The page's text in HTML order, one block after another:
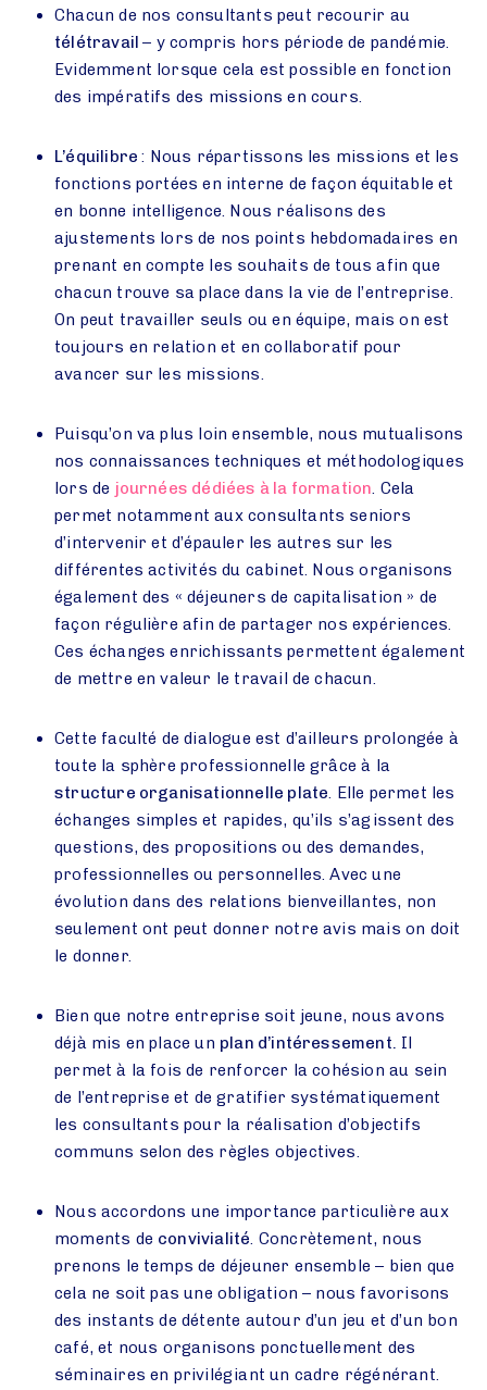
Chacun de nos consultants peut recourir au
télétravail– y compris hors période de pandémie.
Evidemment lorsque cela est possible en fonction
des impératifs des missions en cours.
L’équilibre: Nous répartissons les missions et les
fonctions portées en interne de façon équitable et
en bonne intelligence. Nous réalisons des
ajustements lors de nos points hebdomadaires en
prenant en compte les souhaits de tous afin que
chacun trouve sa place dans la vie de l’entreprise.
On peut travailler seuls ou en équipe, mais on est
toujours en relation et en collaboratif pour
avancer sur les missions.
Puisqu’on va plus loin ensemble, nous mutualisons
nos connaissances techniques et méthodologiques
lors de journées dédiées à la formation. Cela
permet notamment aux consultants seniors
d’intervenir et d’épauler les autres sur les
différentes activités du cabinet. Nous organisons
également des « déjeuners de capitalisation » de
façon régulière afin de partager nos expériences.
Ces échanges enrichissants permettent également
de mettre en valeur le travail de chacun.
Cette faculté de dialogue est d’ailleurs prolongée à
toute la sphère professionnelle grâce à la
structure organisationnelle plate. Elle permet les
échanges simples et rapides, qu’ils s’agissent des
questions, des propositions ou des demandes,
professionnelles ou personnelles. Avec une
évolution dans des relations bienveillantes, non
seulement ont peut donner notre avis mais on doit
le donner.
Bien que notre entreprise soit jeune, nous avons
déjà mis en place un plan d’intéressement. Il
permet à la fois de renforcer la cohésion au sein
de l’entreprise et de gratifier systématiquement
les consultants pour la réalisation d’objectifs
communs selon des règles objectives.
Nous accordons une importance particulière aux
moments de convivialité. Concrètement, nous
prenons le temps de déjeuner ensemble – bien que
cela ne soit pas une obligation – nous favorisons
des instants de détente autour d’un jeu et d’un bon
café, et nous organisons ponctuellement des
séminaires en privilégiant un cadre régénérant.